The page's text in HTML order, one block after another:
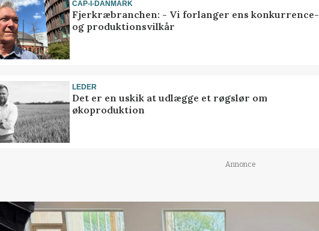
CAP-I-DANMARK
Fjerkræbranchen: - Vi forlanger ens konkurrence-
og produktionsvilkår
LEDER
Det er en uskik at udlægge et røgslør om
økoproduktion
Annonce